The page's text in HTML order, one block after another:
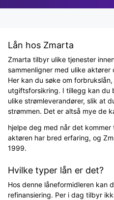
Lån hos Zmarta
Zmarta tilbyr ulike tjenester
sammenligner med ulike
Her kan du søke om
utgiftsforsikring. I tillegg kan du
ulike strømleverandører, slik at
strømmen. Det er altså mye de
hjelpe deg med når det
aktøren har bred erfaring, og
1999.
Hvilke typer lån er det?
Hos denne låneformidleren kan
refinansiering. Per i dag tilbyr